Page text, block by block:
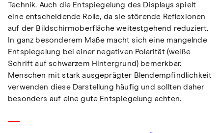
Technik. Auch die Entspiegelung des Displays spielt
eine entscheidende Rolle, da sie störende Reflexionen
auf der Bildschirmoberfläche weitestgehend reduziert.
In ganz besonderem Maße macht sich eine mangelnde
Entspiegelung bei einer negativen Polarität (weiße
Schrift auf schwarzem Hintergrund) bemerkbar.
Menschen mit stark ausgeprägter Blendempfindlichkeit
verwenden diese Darstellung häufig und sollten daher
besonders auf eine gute Entspiegelung achten.